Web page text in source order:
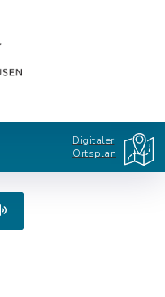
Digitaler
Ortsplan